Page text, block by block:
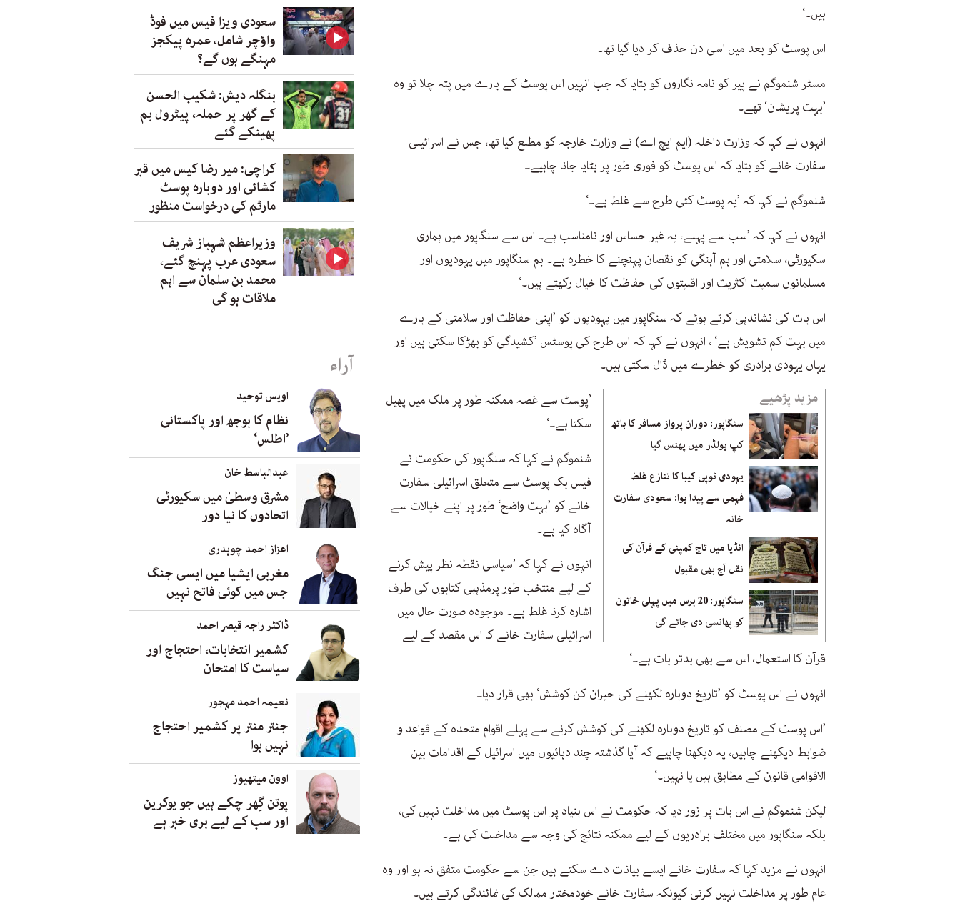
ہیں۔‘
اس پوسٹ کو بعد میں اسی دن حذف کر دیا گیا تھا۔
مسٹر شنموگم نے پیر کو نامہ نگاروں کو بتایا کہ جب انہیں اس پوسٹ کے بارے میں پتہ چلا تو وہ
’بہت پریشان‘ تھے۔
انہوں نے کہا کہ وزارت داخلہ (ایم ایچ اے) نے وزارت خارجہ کو مطلع کیا تھا، جس نے اسرائیلی
سفارت خانے کو بتایا کہ اس پوسٹ کو فوری طور پر ہٹایا جانا چاہیے۔
شنموگم نے کہا کہ ’یہ پوسٹ کئی طرح سے غلط ہے۔‘
انہوں نے کہا کہ ’سب سے پہلے، یہ غیر حساس اور نامناسب ہے۔ اس سے سنگاپور میں ہماری
سکیورٹی، سلامتی اور ہم آہنگی کو نقصان پہنچنے کا خطرہ ہے۔ ہم سنگاپور میں یہودیوں اور
مسلمانوں سمیت اکثریت اور اقلیتوں کی حفاظت کا خیال رکھتے ہیں۔‘
اس بات کی نشاندہی کرتے ہوئے کہ سنگاپور میں یہودیوں کو ’اپنی حفاظت اور سلامتی کے بارے
میں بہت کم تشویش ہے‘ ، انہوں نے کہا کہ اس طرح کی پوسٹس ’کشیدگی کو بھڑکا سکتی ہیں اور
یہاں یہودی برادری کو خطرے میں ڈال سکتی ہیں۔
مزید پڑھیے
سنگاپور: دوران پرواز مسافر کا ہاتھ
کپ ہولڈر میں پھنس گیا
یہودی ٹوپی کیبا کا تنازع غلط
فہمی سے پیدا ہوا: سعودی سفارت
خانہ
انڈیا میں تاج کمپنی کے قرآن کی
نقل آج بھی مقبول
سنگاپور: 20 برس میں پہلی خاتون
کو پھانسی دی جائے گی
’پوسٹ سے غصہ ممکنہ طور پر ملک میں پھیل
سکتا ہے۔‘
شنموگم نے کہا کہ سنگاپور کی حکومت نے
فیس بک پوسٹ سے متعلق اسرائیلی سفارت
خانے کو ’بہت واضح‘ طور پر اپنے خیالات سے
آگاہ کیا ہے۔
انہوں نے کہا کہ ’سیاسی نقطہ نظر پیش کرنے
کے لیے منتخب طور پرمذہبی کتابوں کی طرف
اشارہ کرنا غلط ہے۔ موجودہ صورت حال میں
اسرائیلی سفارت خانے کا اس مقصد کے لیے
قرآن کا استعمال، اس سے بھی بدتر بات ہے۔‘
انہوں نے اس پوسٹ کو ’تاریخ دوبارہ لکھنے کی حیران کن کوشش‘ بھی قرار دیا۔
’اس پوسٹ کے مصنف کو تاریخ دوبارہ لکھنے کی کوشش کرنے سے پہلے اقوام متحدہ کے قواعد و
ضوابط دیکھنے چاہیں، یہ دیکھنا چاہیے کہ آیا گذشتہ چند دہائیوں میں اسرائیل کے اقدامات بین
الاقوامی قانون کے مطابق ہیں یا نہیں۔‘
لیکن شنموگم نے اس بات پر زور دیا کہ حکومت نے اس بنیاد پر اس پوسٹ میں مداخلت نہیں کی،
بلکہ سنگاپور میں مختلف برادریوں کے لیے ممکنہ نتائج کی وجہ سے مداخلت کی ہے۔
انہوں نے مزید کہا کہ سفارت خانے ایسے بیانات دے سکتے ہیں جن سے حکومت متفق نہ ہو اور وہ
عام طور پر مداخلت نہیں کرتی کیونکہ سفارت خانے خودمختار ممالک کی نمائندگی کرتے ہیں۔
سعودی ویزا فیس میں فوڈ
واؤچر شامل، عمرہ پیکجز
مہنگے ہوں گے؟
بنگلہ دیش: شکیب الحسن
کے گھر پر حملہ، پیٹرول بم
پھینکے گئے
کراچی: میر رضا کیس میں قبر
کشائی اور دوبارہ پوسٹ
مارٹم کی درخواست منظور
وزیراعظم شہباز شریف
سعودی عرب پہنچ گئے،
محمد بن سلمان سے اہم
ملاقات ہو گی
آراء
اویس توحید
نظام کا بوجھ اور پاکستانی
’اطلس‘
عبدالباسط خان
مشرق وسطیٰ میں سکیورٹی
اتحادوں کا نیا دور
اعزاز احمد چوہدری
مغربی ایشیا میں ایسی جنگ
جس میں کوئی فاتح نہیں
ڈاکٹر راجہ قیصر احمد
کشمیر انتخابات، احتجاج اور
سیاست کا امتحان
نعیمہ احمد مہجور
جنتر منتر پر کشمیر احتجاج
نہیں ہوا
اوون میتھیوز
پوتن گِھر چکے ہیں جو یوکرین
اور سب کے لیے بری خبر ہے